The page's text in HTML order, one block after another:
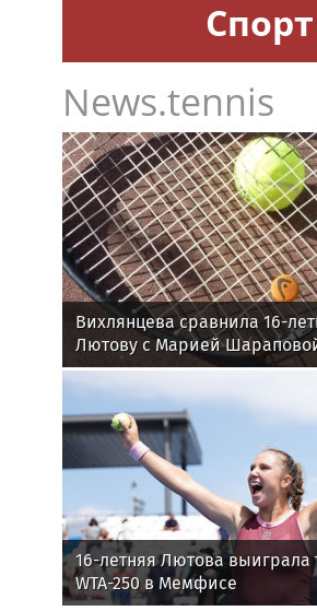
Спорт
News.tennis
Вихлянцева сравнила 16-
Лютову с Марией
16-летняя Лютова выиграла
WTA-250 в Мемфисе